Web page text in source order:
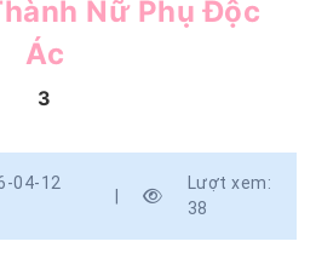
Nữ Phụ Độc
Ác
3
04-12
|
Lượt xem:
38